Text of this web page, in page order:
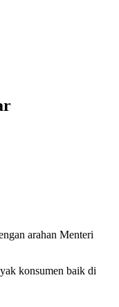
arahan Menteri
konsumen baik di